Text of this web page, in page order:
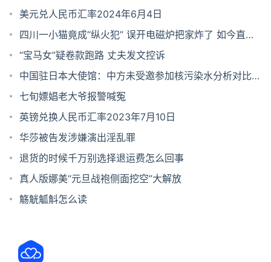
美元兑人民币汇率2024年6月4日
四川一小猫竟成“纵火犯” 误开电磁炉把家炸了 如今直播
还债
“宝马女”疑卷款跑路 丈夫发文控诉
中国驻日本大使馆：中方未受邀参加核污染水分析对比检
测
七旬嫖娼老大爷报警喊冤
英镑兑换人民币汇率2023年7月10日
华莎被告发涉嫌演出淫乱罪
退货的时候千万别选择退运费怎么回事
真人版娜美“元旦战袍侧面挖空”大解放
觞觥觚斛怎么读